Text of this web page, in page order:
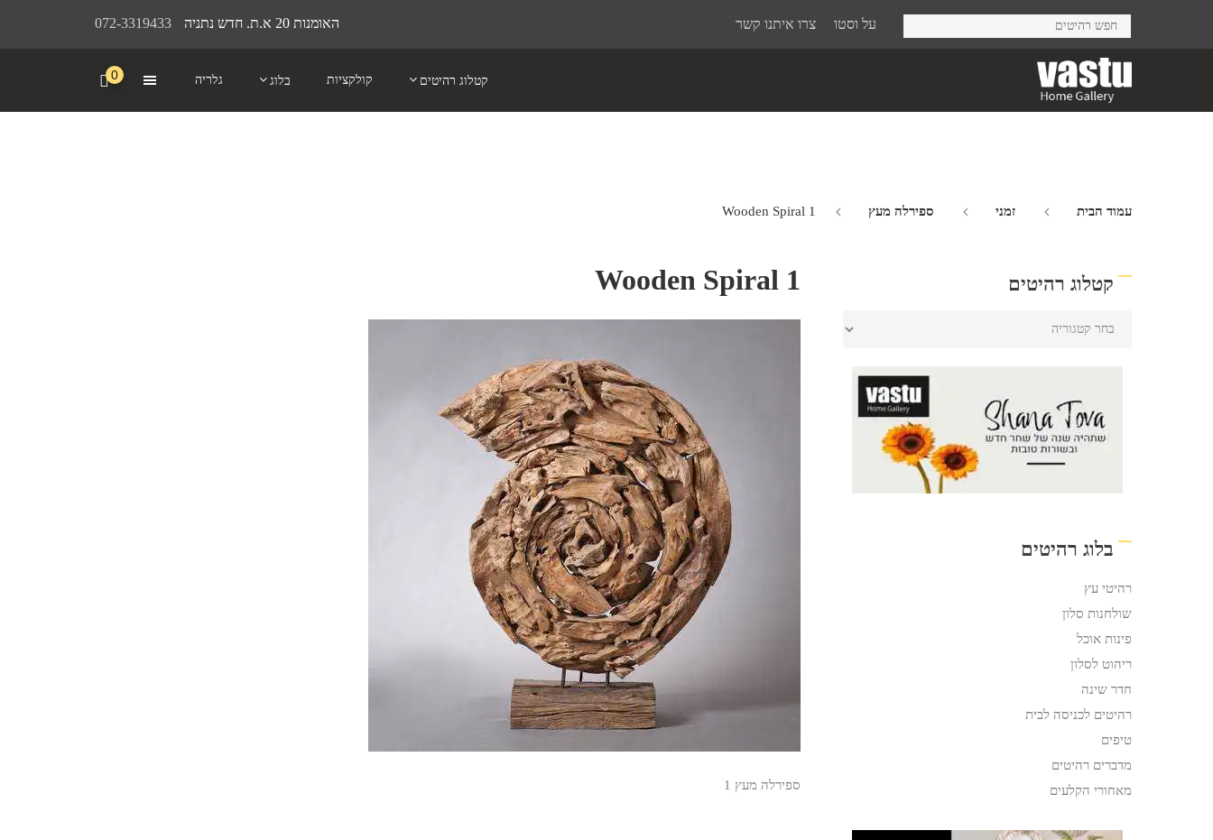
072-3319433 האומנות 20 א.ת. חדש נתניה על וסטו צרו איתנו קשר
קטלוג רהיטים קולקציות בלוג גלריה 0
עמוד הבית זמני ספירלה מעץ Wooden Spiral 1
Wooden Spiral 1
ספירלה מעץ 1
קטלוג רהיטים
בלוג רהיטים
רהיטי עץ
שולחנות סלון
פינות אוכל
ריהוט לסלון
חדר שינה
רהיטים לכניסה לבית
טיפים
מדברים רהיטים
מאחורי הקלעים